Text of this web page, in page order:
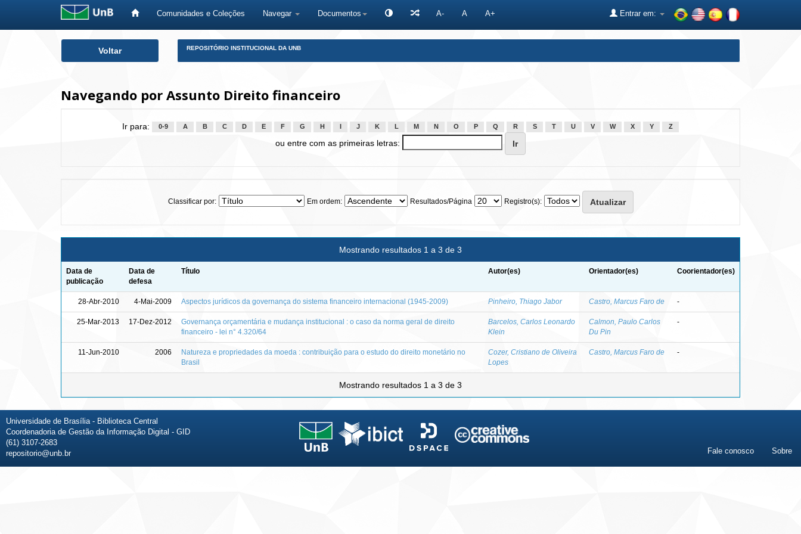
Comunidades e Coleções Navegar Documentos A- A A+ Entrar em:
Voltar REPOSITÓRIO INSTITUCIONAL DA UNB
Navegando por Assunto Direito financeiro
Ir para: 0-9 A B C D E F G H J K L M N O P Q R S T U V W X Y Z
ou entre com as primeiras letras:
Classificar por: Em ordem: Resultados/Página Registro(s):
Mostrando resultados 1 a 3 de 3
Data de
publicação
Data de
defesa
Título Autor(es) Orientador(es) Coorientador(es)
28-Abr-2010 4-Mai-2009 Aspectos jurídicos da governança do sistema financeiro internacional (1945-2009) Pinheiro, Thiago Jabor Castro, Marcus Faro de -
25-Mar-2013 17-Dez-2012
Governança orçamentária e mudança institucional : o caso da norma geral de direito
financeiro - lei n° 4.320/64
Barcelos, Carlos Leonardo
Klein
Calmon, Paulo Carlos
Du Pin
-
11-Jun-2010 2006
Natureza e propriedades da moeda : contribuição para o estudo do direito monetário no
Brasil
Cozer, Cristiano de Oliveira
Lopes
Castro, Marcus Faro de -
Mostrando resultados 1 a 3 de 3
Universidade de Brasília - Biblioteca Central
Coordenadoria de Gestão da Informação Digital - GID
(61) 3107-2683
repositorio@unb.br
Fale conosco Sobre